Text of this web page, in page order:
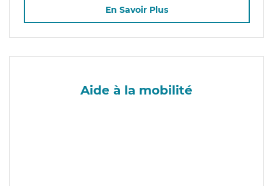
En Savoir Plus
Aide à la mobilité